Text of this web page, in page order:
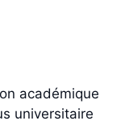
académique
universitaire